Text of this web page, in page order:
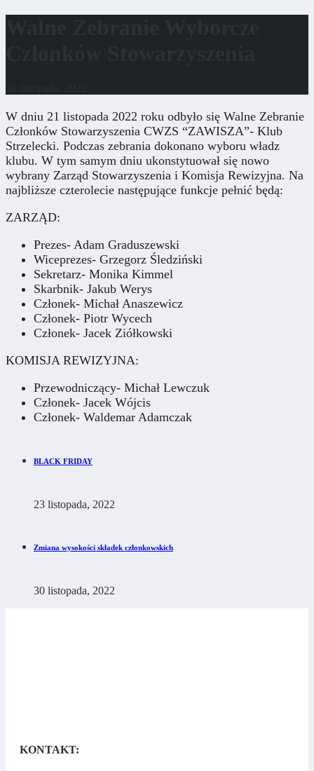
W dniu 21 listopada 2022 roku odbyło się Walne Zebranie
Członków Stowarzyszenia CWZS “ZAWISZA”- Klub
Strzelecki. Podczas zebrania dokonano wyboru władz
klubu. W tym samym dniu ukonstytuował się nowo
wybrany Zarząd Stowarzyszenia i Komisja Rewizyjna. Na
najbliższe czterolecie następujące funkcje pełnić będą:
ZARZĄD:
Prezes- Adam Graduszewski
Wiceprezes- Grzegorz Śledziński
Sekretarz- Monika Kimmel
Skarbnik- Jakub Werys
Członek- Michał Anaszewicz
Członek- Piotr Wycech
Członek- Jacek Ziółkowski
KOMISJA REWIZYJNA:
Przewodniczący- Michał Lewczuk
Członek- Jacek Wójcis
Członek- Waldemar Adamczak
BLACK FRIDAY
23 listopada, 2022
Zmiana wysokości składek członkowskich
30 listopada, 2022
KONTAKT: